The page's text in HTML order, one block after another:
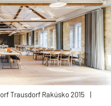
Trausdorf Rakúsko 2015
|